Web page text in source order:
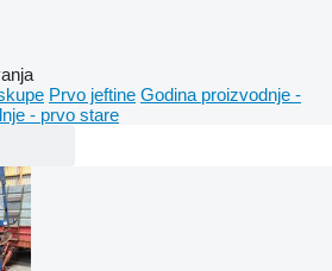
Prvo jeftine Godina proizvodnje -
- prvo stare